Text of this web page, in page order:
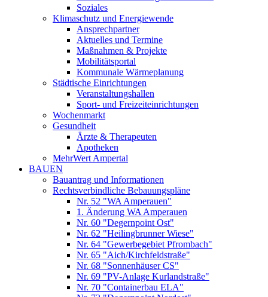
Soziales
Klimaschutz und Energiewende
Ansprechpartner
Aktuelles und Termine
Maßnahmen & Projekte
Mobilitätsportal
Kommunale Wärmeplanung
Städtische Einrichtungen
Veranstaltungshallen
Sport- und Freizeiteinrichtungen
Wochenmarkt
Gesundheit
Ärzte & Therapeuten
Apotheken
MehrWert Ampertal
BAUEN
Bauantrag und Informationen
Rechtsverbindliche Bebauungspläne
Nr. 52 "WA Amperauen"
1. Änderung WA Amperauen
Nr. 60 "Degernpoint Ost"
Nr. 62 "Heilingbrunner Wiese"
Nr. 64 "Gewerbegebiet Pfrombach"
Nr. 65 "Aich/Kirchfeldstraße"
Nr. 68 "Sonnenhäuser CS"
Nr. 69 "PV-Anlage Kurlandstraße"
Nr. 70 "Containerbau ELA"